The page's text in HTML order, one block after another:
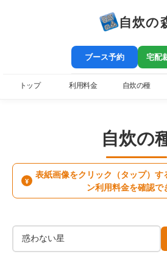
自炊の
ブース予約 宅配
トップ 利用料金 自炊の種
自炊の
¥
表紙画像をクリック（タップ）す
ン利用料金を確認で